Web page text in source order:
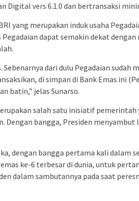
Digital vers 6.1.0 dan bertransaksi
yang merupakan induk usaha
dapat semakin dekat
Sebenarnya dari dulu Pegadaian sudah
di simpan di Bank Emas ini
batin,” jelas Sunarso.
salah satu inisiatif
Dengan bangga, Presiden menyambut
dengan bangga pertama kali dalam
ke-6 terbesar di dunia, untuk
dalam sambutannya pada saat